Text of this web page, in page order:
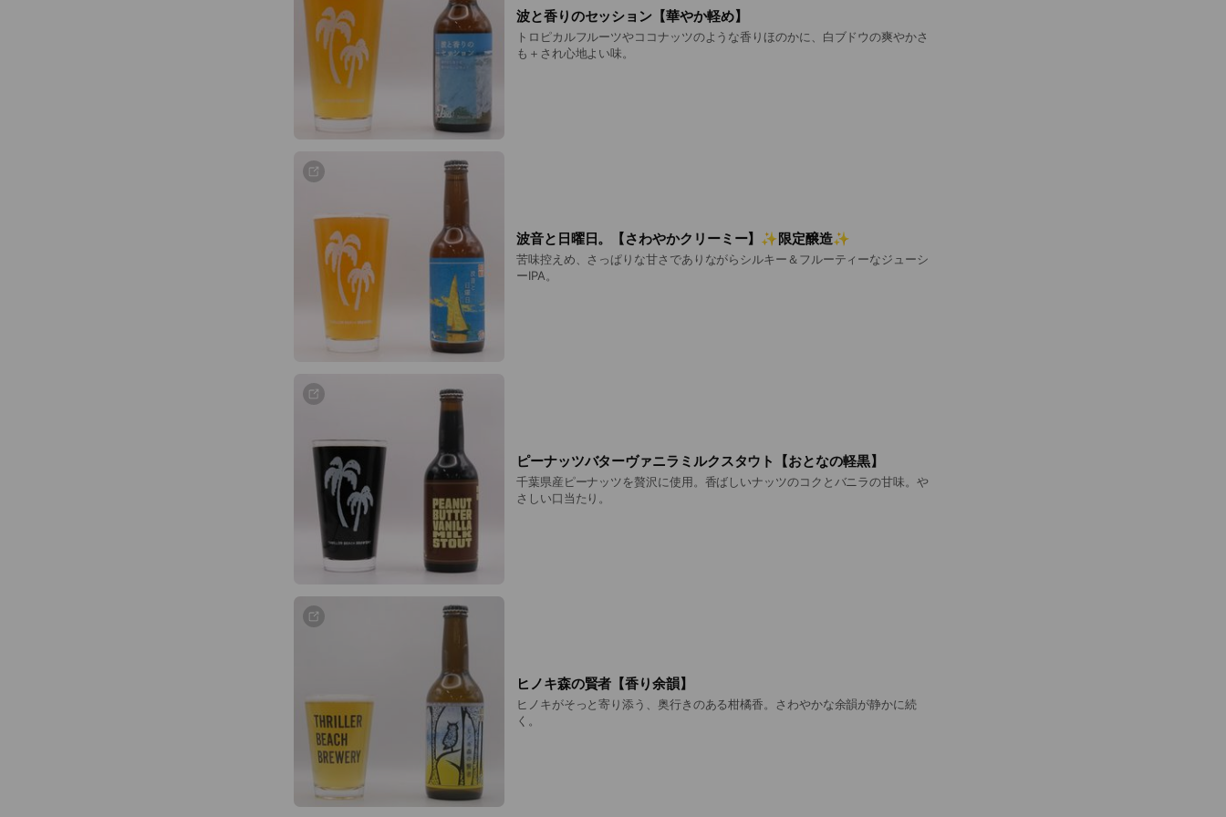
波と香りのセッション【華やか軽め】
トロピカルフルーツやココナッツのような香りほのかに、白ブドウの爽やかさ
も＋され心地よい味。
波音と日曜日。【さわやかクリーミー】✨限定醸造✨
苦味控えめ、さっぱりな甘さでありながらシルキー＆フルーティーなジューシ
ーIPA。
ピーナッツバターヴァニラミルクスタウト【おとなの軽黒】
千葉県産ピーナッツを贅沢に使用。香ばしいナッツのコクとバニラの甘味。や
さしい口当たり。
ヒノキ森の賢者【香り余韻】
ヒノキがそっと寄り添う、奥行きのある柑橘香。さわやかな余韻が静かに続
く。